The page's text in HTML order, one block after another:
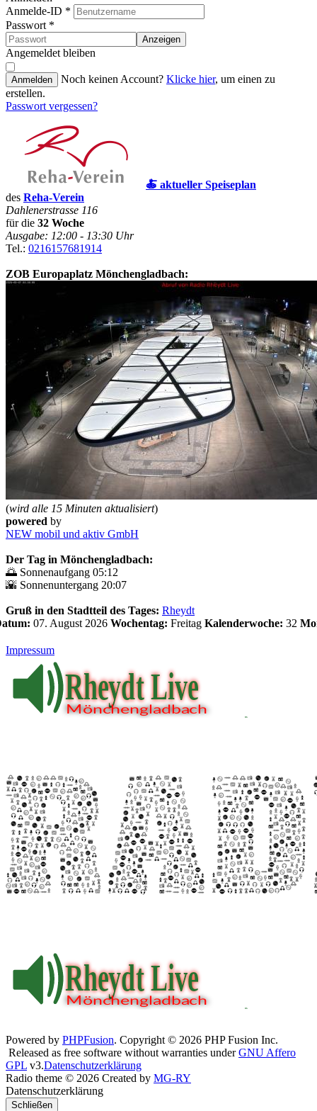
Anmelde-ID *
Passwort *
Anzeigen
Angemeldet bleiben
Anmelden Noch keinen Account? Klicke hier, um einen zu
erstellen.
Passwort vergessen?
🍝 aktueller Speiseplan
des Reha-Verein
Dahlenerstrasse 116
für die 32 Woche
Ausgabe: 12:00 - 13:30 Uhr
Tel.: 0216157681914
ZOB Europaplatz Mönchengladbach:
(wird alle 15 Minuten aktualisiert)
powered by
NEW mobil und aktiv GmbH
Der Tag in Mönchengladbach:
🌅 Sonnenaufgang 05:12
🌇 Sonnenuntergang 20:07
Gruß in den Stadtteil des Tages: Rheydt
07. August 2026 Wochentag: Freitag Kalenderwoche: 32
Impressum
Powered by PHPFusion. Copyright © 2026 PHP Fusion Inc.
Released as free software without warranties underGNU Affero
GPL v3.Datenschutzerklärung
Radio theme © 2026 Created by MG-RY
Datenschutzerklärung
Schließen